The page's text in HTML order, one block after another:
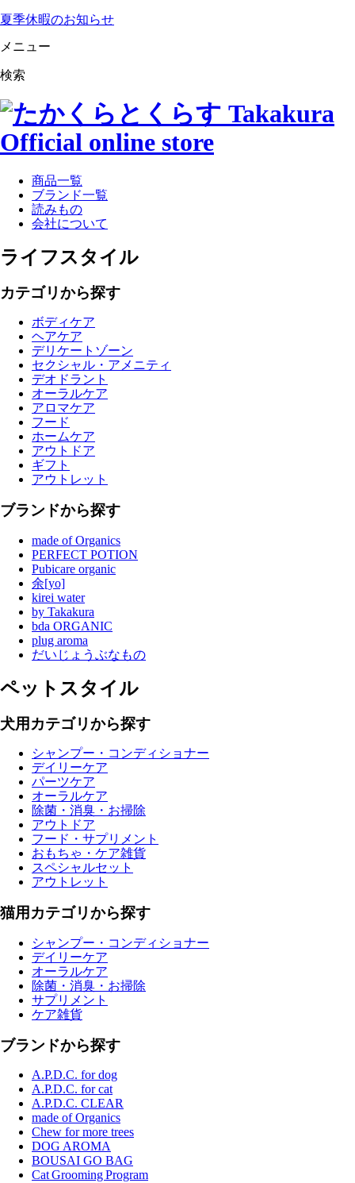
夏季休暇のお知らせ
メニュー
検索
商品一覧
ブランド一覧
読みもの
会社について
ライフスタイル
カテゴリから探す
ボディケア
ヘアケア
デリケートゾーン
セクシャル・アメニティ
デオドラント
オーラルケア
アロマケア
フード
ホームケア
アウトドア
ギフト
アウトレット
ブランドから探す
made of Organics
PERFECT POTION
Pubicare organic
余[yo]
kirei water
by Takakura
bda ORGANIC
plug aroma
だいじょうぶなもの
ペットスタイル
犬用カテゴリから探す
シャンプー・コンディショナー
デイリーケア
パーツケア
オーラルケア
除菌・消臭・お掃除
アウトドア
フード・サプリメント
おもちゃ・ケア雑貨
スペシャルセット
アウトレット
猫用カテゴリから探す
シャンプー・コンディショナー
デイリーケア
オーラルケア
除菌・消臭・お掃除
サプリメント
ケア雑貨
ブランドから探す
A.P.D.C. for dog
A.P.D.C. for cat
A.P.D.C. CLEAR
made of Organics
Chew for more trees
DOG AROMA
BOUSAI GO BAG
Cat Grooming Program